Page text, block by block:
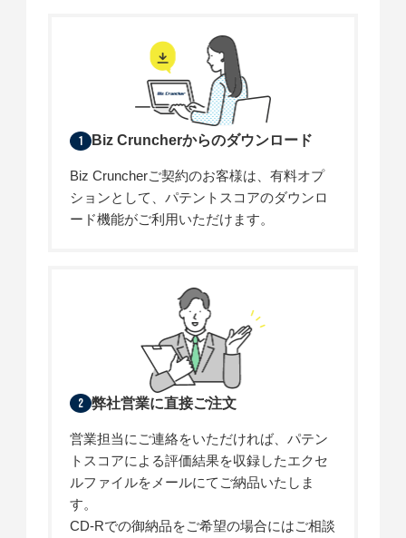
1 Biz Cruncherからのダウンロード
Biz Cruncherご契約のお客様は、有料オプ
ションとして、パテントスコアのダウンロ
ード機能がご利用いただけます。
2 弊社営業に直接ご注文
営業担当にご連絡をいただければ、パテン
トスコアによる評価結果を収録したエクセ
ルファイルをメールにてご納品いたしま
す。
CD-Rでの御納品をご希望の場合にはご相談